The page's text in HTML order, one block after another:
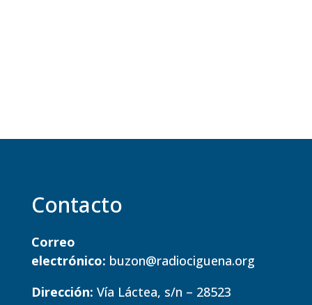
Contacto
Correo
electrónico: buzon@radiociguena.org
Dirección: Vía Láctea, s/n – 28523